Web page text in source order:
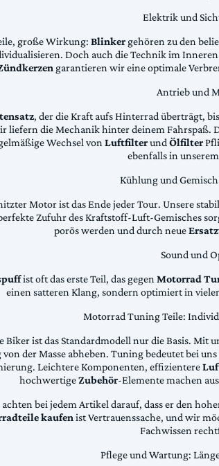
Elektrik und
große Wirkung: Blinker gehören zu den
Doch auch die Technik im
garantieren wir eine optimale
Antrieb und
, der die Kraft aufs Hinterrad überträgt,
liefern die Mechanik hinter deinem Fahrspaß.
Wechsel vonLuftfilterundÖlfilter
ebenfalls in
Kühlung und
Motor ist das Ende jeder Tour. Unsere
Zufuhr des Kraftstoff-Luft-Gemisches
porös werden und durch neue
Sound und
ist oft das erste Teil, das gegenMotorrad
einen satteren Klang, sondern optimiert in
Motorrad Tuning Teile:
Biker ist das Standardmodell nur die Basis. Mit
von der Masse abheben. Tuning bedeutet bei
Leichtere Komponenten, effizientere
hochwertigeZubehör-Elemente machen
bei jedem Artikel darauf, dass er den
kaufenist Vertrauenssache, und wir
Fachwissen
Pflege und Wartung: